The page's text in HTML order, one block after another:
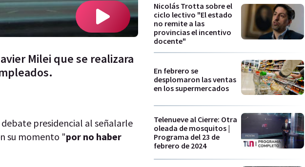
Milei que se realizara
presidencial al señalarle
su momento "por no haber
Nicolás Trotta sobre el
ciclo lectivo "El estado
no remite a las
provincias el incentivo
docente"
En febrero se
desplomaron las ventas
en los supermercados
Telenueve al Cierre: Otra
oleada de mosquitos |
Programa del 23 de
febrero de 2024